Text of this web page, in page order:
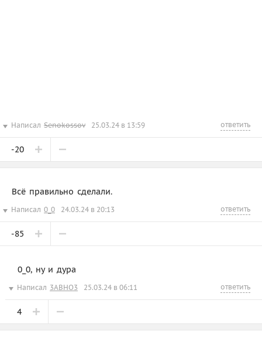
Написал Senokossov 25.03.24 в 13:59 ответить
-20
Всё правильно сделали.
Написал 0_0 24.03.24 в 20:13 ответить
-85
0_0, ну и дура
Написал 3ABHO3 25.03.24 в 06:11 ответить
4